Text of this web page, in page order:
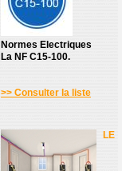
Normes Electriques
La NF C15-100.
>> Consulter la liste
LE